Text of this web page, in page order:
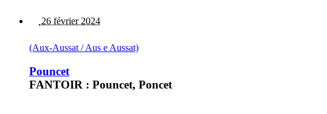
26 février 2024
(Aux-Aussat / Aus e Aussat)
Pouncet
FANTOIR : Pouncet, Poncet